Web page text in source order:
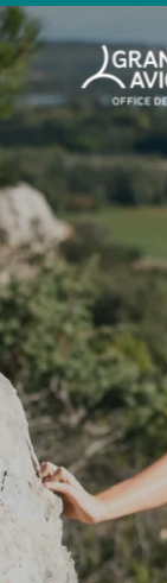
Grand Avignon